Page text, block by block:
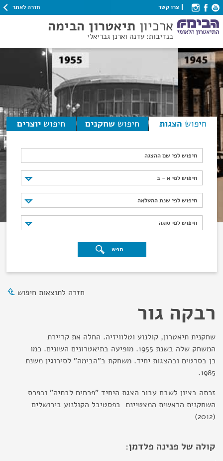
צרו קשר חזרה לאתר
ארכיון תיאטרון הבימה
בנדיבות: עדנה וארנן גבריאלי
חיפוש הצגות חיפוש שחקנים חיפוש יוצרים
חיפוש לפי שם ההצגה
חיפוש לפי א - ב
חיפוש לפי א - ב
חיפוש לפי שנת ההעלאה
חיפוש לפי שנת ההעלאה
חיפוש לפי סוגה
חיפוש לפי סוגה
חפש
חזרה לתוצאות חיפוש
רבקה גור
שחקנית תיאטרון, קולנוע וטלוויזיה. החלה את קריירת
המשחק שלה בשנת 1955. מופיעה בתיאטרונים השונים. כמו
כן בסרטים ובהצגות יחיד. משחקת ב"הבימה" לסירוגין משנת
1985.
זכתה בציון לשבח עבור הצגת היחיד "פרחים לבתיה" ובפרס
השחקנית הראשית המצטיינת בפסטיבל הקולנוע בירושלים
(2012)
קולה של פנינה פלדמן: